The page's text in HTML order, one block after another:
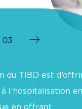
03 Suivant
du TIBD est
l’hospitalisation
en offrant